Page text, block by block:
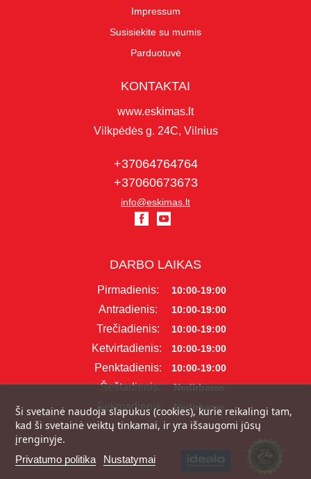
Impressum
Susisiekite su mumis
Parduotuvė
KONTAKTAI
www.eskimas.lt
Vilkpėdės g. 24C, Vilnius
+37064764764
+37060673673
info@eskimas.lt
DARBO LAIKAS
Pirmadienis: 10:00-19:00
Antradienis: 10:00-19:00
Trečiadienis: 10:00-19:00
Ketvirtadienis: 10:00-19:00
Penktadienis: 10:00-19:00
Šeštadienis: Nedirbame
Sekmadienis: Nedirbame
Ši svetainė naudoja slapukus (cookies), kurie reikalingi tam,
kad ši svetainė veiktų tinkamai, ir yra išsaugomi jūsų
įrenginyje.
Privatumo politika Nustatymai